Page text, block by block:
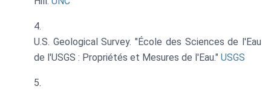
U.S. Geological Survey. "École des Sciences de l'Eau
de l'USGS : Propriétés et Mesures de l'Eau." USGS